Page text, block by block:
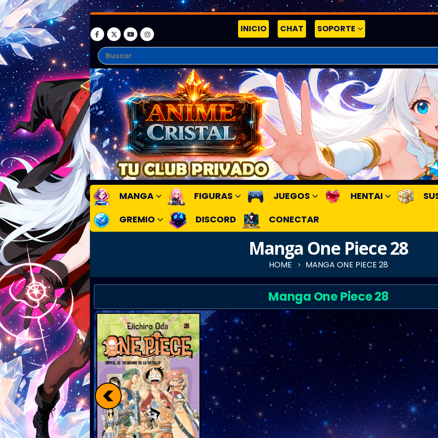
INICIO CHAT SOPORTE
MANGA FIGURAS JUEGOS HENTAI
GREMIO
DISCORD CONECTAR
Manga One Piece 28
HOME MANGA ONE PIECE 28
Manga One Piece 28
<